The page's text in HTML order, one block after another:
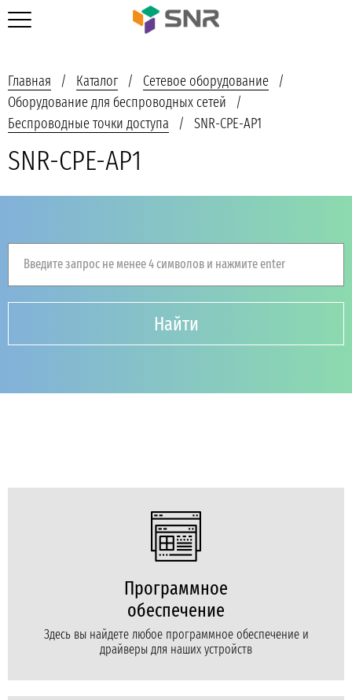
Главная Каталог
Сетевое оборудование
Оборудование для беспроводных сетей
Беспроводные точки доступа
SNR-CPE-AP1
SNR-CPE-AP1
Введите запрос не менее 4 символов и нажмите enter
Найти
Программное
обеспечение
Здесь вы найдете любое программное обеспечение и
драйверы для наших устройств